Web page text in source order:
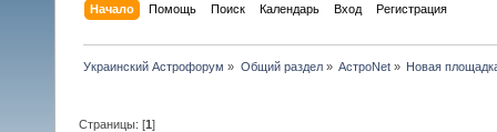
Начало Помощь Поиск Календарь Вход Регистрация
Украинский Астрофорум » Общий раздел» АстроNet» Новая
Страницы: [1]